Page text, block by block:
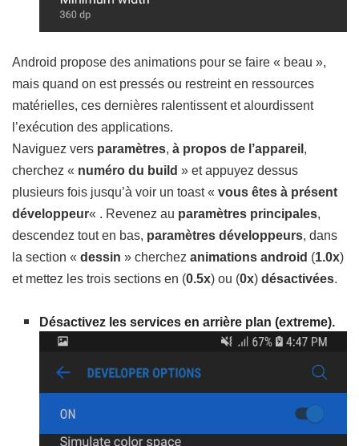
Android propose des animations pour se faire « beau »,
mais quand on est pressés ou restreint en ressources
matérielles, ces dernières ralentissent et alourdissent
l’exécution des applications.
Naviguez vers paramètres, à propos de l’appareil ,
cherchez « numéro du build » et appuyez dessus
plusieurs fois jusqu’à voir un toast « vous êtes à présent
développeur« . Revenez au paramètres principales,
descendez tout en bas, paramètres développeurs, dans
la section « dessin » cherchez animations android (1.0x)
et mettez les trois sections en (0.5x) ou (0x) désactivées.
Désactivez les services en arrière plan (extreme).